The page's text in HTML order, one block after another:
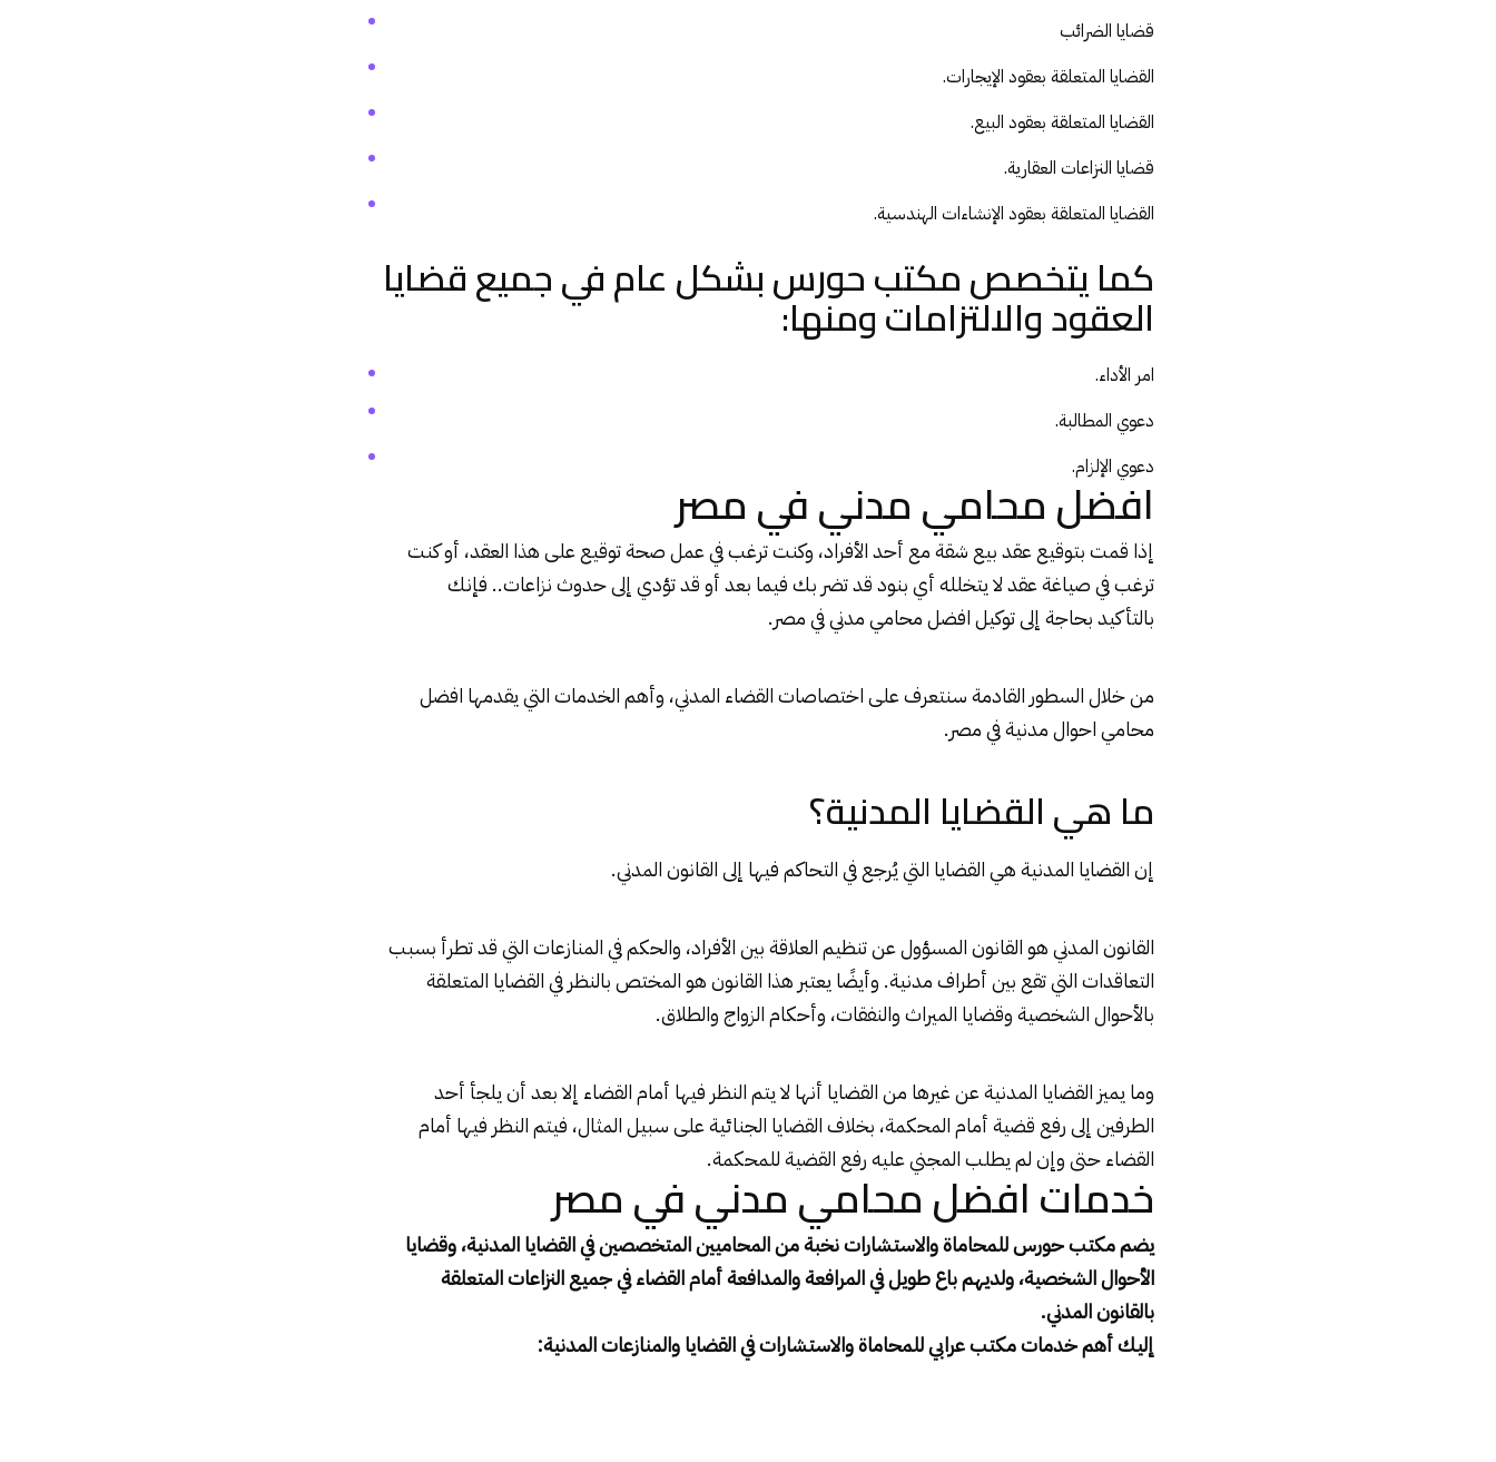
قضايا الضرائب
القضايا المتعلقة بعقود الإيجارات.
القضايا المتعلقة بعقود البيع.
قضايا النزاعات العقارية.
القضايا المتعلقة بعقود الإنشاءات الهندسية.
كما يتخصص مكتب حورس بشكل عام في جميع قضايا
العقود والالتزامات ومنها:
امر الأداء.
دعوي المطالبة.
دعوي الإلزام.
افضل محامي مدني في مصر
إذا قمت بتوقيع عقد بيع شقة مع أحد الأفراد، وكنت ترغب في عمل صحة توقيع على هذا العقد، أو كنت
ترغب في صياغة عقد لا يتخلله أي بنود قد تضر بك فيما بعد أو قد تؤدي إلى حدوث نزاعات.. فإنك
بالتأكيد بحاجة إلى توكيل افضل محامي مدني في مصر.
من خلال السطور القادمة سنتعرف على اختصاصات القضاء المدني، وأهم الخدمات التي يقدمها افضل
محامي احوال مدنية في مصر.
ما هي القضايا المدنية؟
إن القضايا المدنية هي القضايا التي يُرجع في التحاكم فيها إلى القانون المدني.
القانون المدني هو القانون المسؤول عن تنظيم العلاقة بين الأفراد، والحكم في المنازعات التي قد تطرأ بسبب
التعاقدات التي تقع بين أطراف مدنية. وأيضًا يعتبر هذا القانون هو المختص بالنظر في القضايا المتعلقة
بالأحوال الشخصية وقضايا الميراث والنفقات، وأحكام الزواج والطلاق.
وما يميز القضايا المدنية عن غيرها من القضايا أنها لا يتم النظر فيها أمام القضاء إلا بعد أن يلجأ أحد
الطرفين إلى رفع قضية أمام المحكمة، بخلاف القضايا الجنائية على سبيل المثال، فيتم النظر فيها أمام
القضاء حتى وإن لم يطلب المجني عليه رفع القضية للمحكمة.
خدمات افضل محامي مدني في مصر
يضم مكتب حورس للمحاماة والاستشارات نخبة من المحاميين المتخصصين في القضايا المدنية، وقضايا
الأحوال الشخصية، ولديهم باع طويل في المرافعة والمدافعة أمام القضاء في جميع النزاعات المتعلقة
بالقانون المدني.
إليك أهم خدمات مكتب عرابي للمحاماة والاستشارات في القضايا والمنازعات المدنية: